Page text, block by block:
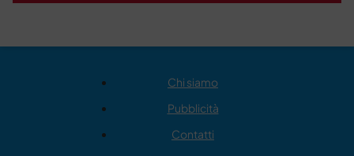
Chi siamo
Pubblicità
Contatti